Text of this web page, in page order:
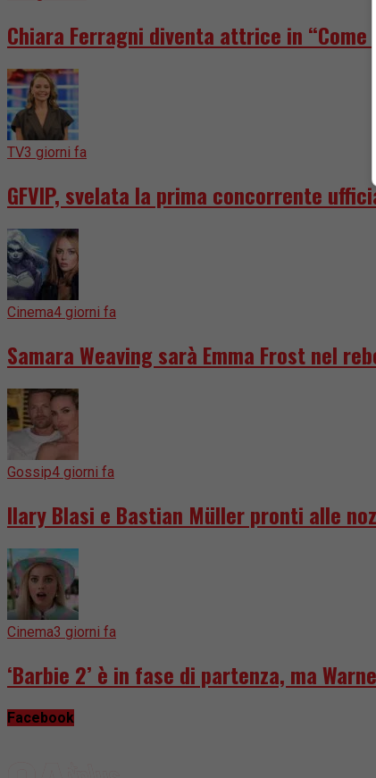
Chiara Ferragni diventa attrice in “Come
TV3 giorni fa
GFVIP, svelata la prima concorrente
Cinema4 giorni fa
Samara Weaving sarà Emma Frost nel
Gossip4 giorni fa
Ilary Blasi e Bastian Müller pronti alle
Cinema3 giorni fa
‘Barbie 2’ è in fase di partenza, ma
Facebook